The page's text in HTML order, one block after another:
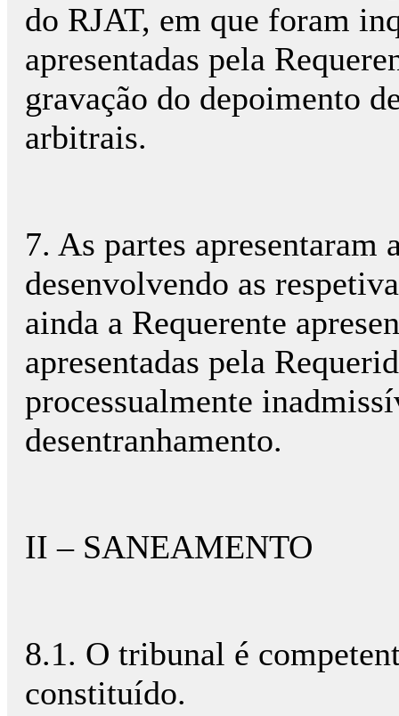
do RJAT, em que foram
apresentadas pela
gravação do depoimento
arbitrais.
7. As partes apresentaram
desenvolvendo as
ainda a Requerente
apresentadas pela
processualmente
desentranhamento.
II – SANEAMENTO
8.1. O tribunal é
constituído.